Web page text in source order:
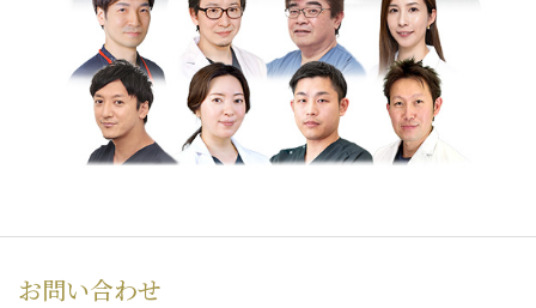
お問い合わせ